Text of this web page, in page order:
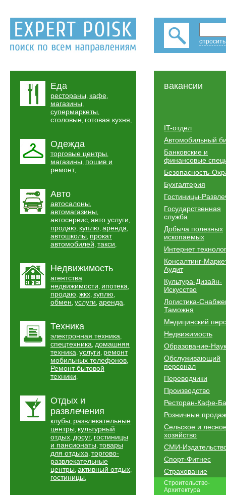
Еда
рестораны, кафе,
магазины,
супермаркеты,
столовые, готовая кухня,
Одежда
торговые центры,
магазины, пошив и
ремонт,
Авто
автосалоны,
автомагазины,
автосервис, авто услуги,
продаю, куплю, аренда,
автошколы, прокат
автомобилей, такси,
Недвижимость
агентства
недвижимости, ипотека,
продаю, жкх, куплю,
обмен, услуги, аренда,
Техника
электронная техника,
спецтехника, домашняя
техника, услуги, ремонт
мобильных телефонов,
Ремонт бытовой
техники,
Отдых и
развлечения
клубы, развлекательные
центры, культурный
отдых, досуг, гостиницы
и пансионаты, товары
для отдыха, торгово-
развлекательные
центры, активный отдых,
гостиницы,
вакансии
IT-отдел
Автомобильный
Банковские и
финансовые
Безопасность-
Бухгалтерия
Гостиницы-
Государственная
служба
Добыча полезных
ископаемых
Интернет
Консалтинг-
Аудит
Культура-Дизайн-
Искусство
Логистика-
Таможня
Медицинский
Недвижимость
Образование-
Обслуживающий
персонал
Переводчики
Производство
Ресторан-Кафе-
Розничные
Сельское и
хозяйство
СМИ-
Спорт-Фитнес
Страхование
Строительство-
Архитектура